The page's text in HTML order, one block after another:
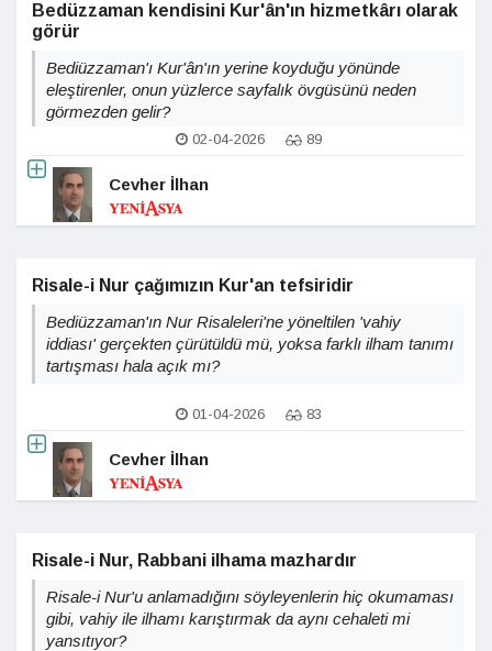
Bedüzzaman kendisini Kur'ân'ın hizmetkârı olarak
görür
Bediüzzaman'ı Kur'ân'ın yerine koyduğu yönünde
eleştirenler, onun yüzlerce sayfalık övgüsünü neden
görmezden gelir?
02-04-2026 89
Cevher İlhan
Risale-i Nur çağımızın Kur'an tefsiridir
Bediüzzaman'ın Nur Risaleleri'ne yöneltilen 'vahiy
iddiası' gerçekten çürütüldü mü, yoksa farklı ilham tanımı
tartışması hala açık mı?
01-04-2026 83
Cevher İlhan
Risale-i Nur, Rabbani ilhama mazhardır
Risale-i Nur'u anlamadığını söyleyenlerin hiç okumaması
gibi, vahiy ile ilhamı karıştırmak da aynı cehaleti mi
yansıtıyor?